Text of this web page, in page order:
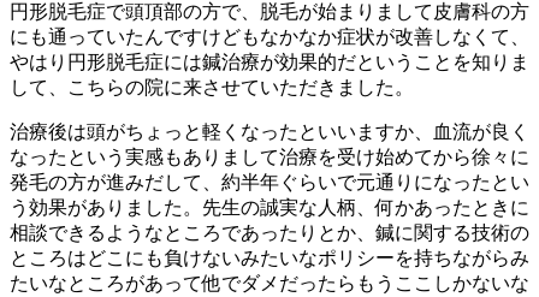
円形脱毛症で頭頂部の方で、脱毛が始まりまして皮膚科の方
にも通っていたんですけどもなかなか症状が改善しなくて、
やはり円形脱毛症には鍼治療が効果的だということを知りま
して、こちらの院に来させていただきました。
治療後は頭がちょっと軽くなったといいますか、血流が良く
なったという実感もありまして治療を受け始めてから徐々に
発毛の方が進みだして、約半年ぐらいで元通りになったとい
う効果がありました。先生の誠実な人柄、何かあったときに
相談できるようなところであったりとか、鍼に関する技術の
ところはどこにも負けないみたいなポリシーを持ちながらみ
たいなところがあって他でダメだったらもうここしかないな